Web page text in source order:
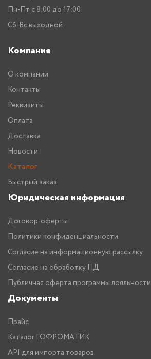
Пн-Пт с 8:00 до 17:00
Сб-Вс выходной
Компания
О компании
Контакты
Реквизиты
Оплата
Доставка
Новости
Каталог
Быстрый заказ
Юридическая информация
Договор-оферты
Политики конфиденциальности
Согласие на информационную рассылку
Согласие на обработку ПД
Публичная оферта программы лояльности
Документы
Прайс
Каталог ГОФРОМАТИК
API для импорта товаров